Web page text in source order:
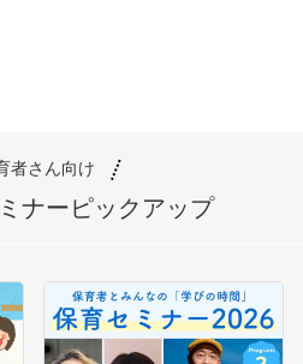
者さん向け
ナーピックアップ